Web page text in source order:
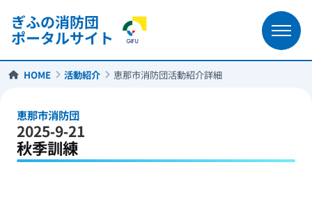
ぎふの消防団
ポータルサイト
HOME 活動紹介 恵那市消防団活動紹介詳細
恵那市消防団
2025-9-21
秋季訓練